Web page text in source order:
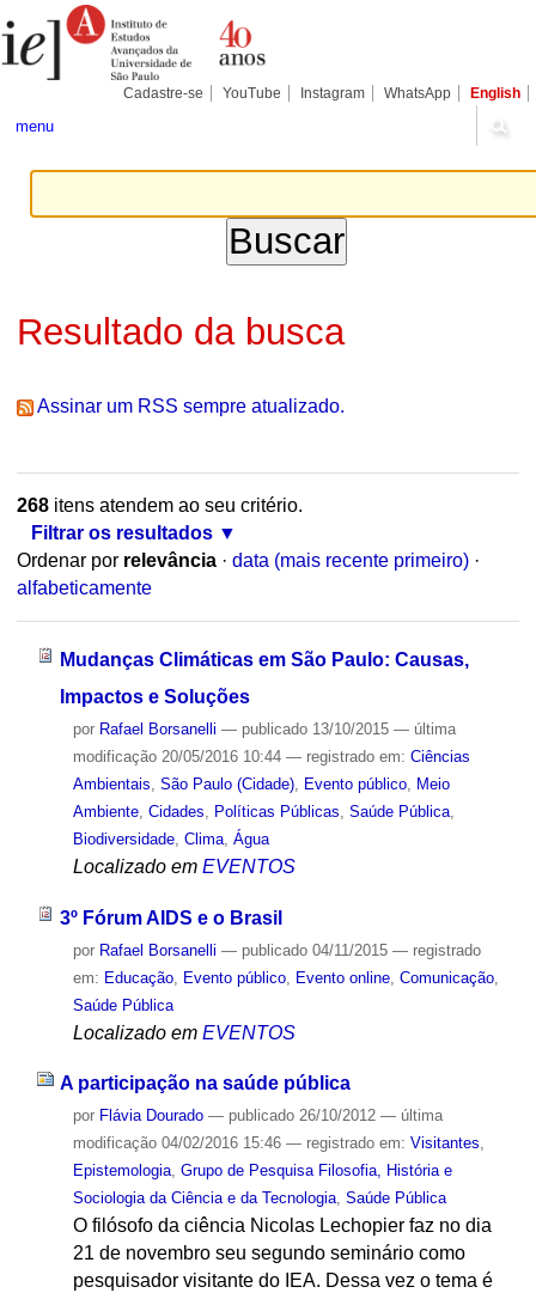
para
conteúdo.
Pessoais
Cadastre-se YouTube Instagram WhatsApp English
menu
Resultado da busca
Assinar um RSS sempre atualizado.
268itens atendem ao seu critério.
Filtrar os resultados
Ordenar por relevância · data (mais recente primeiro) ·
alfabeticamente
Mudanças Climáticas em São Paulo: Causas,
Impactos e Soluções
por Rafael Borsanelli — publicado13/10/2015 — última
modificação20/05/2016 10:44 — registrado em: Ciências
Ambientais São Paulo (Cidade), Evento público,
Meio
Ambiente, Cidades Políticas Públicas Saúde Pública,
Biodiversidade, Clima, Água
Localizado em EVENTOS
3º Fórum AIDS e o Brasil
por Rafael Borsanelli — publicado04/11/2015 — registrado
em: Educação, Evento público, Evento online, Comunicação,
Saúde Pública
Localizado em EVENTOS
A participação na saúde pública
por Flávia Dourado — publicado26/10/2012 — última
modificação04/02/2016 15:46 — registrado em: Visitantes,
Epistemologia, Grupo de Pesquisa Filosofia, História e
Sociologia da Ciência e da Tecnologia, Saúde Pública
O filósofo da ciência Nicolas Lechopier faz no dia
21 de novembro seu segundo seminário como
pesquisador visitante do IEA. Dessa vez o tema é